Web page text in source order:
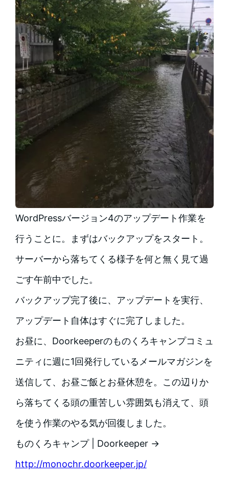
WordPressバージョン4のアップデート作業を
行うことに。まずはバックアップをスタート。
サーバーから落ちてくる様子を何と無く見て過
ごす午前中でした。
バックアップ完了後に、アップデートを実行、
アップデート自体はすぐに完了しました。
お昼に、Doorkeeperのものくろキャンプコミュ
ニティに週に1回発行しているメールマガジンを
送信して、お昼ご飯とお昼休憩を。この辺りか
ら落ちてくる頭の重苦しい雰囲気も消えて、頭
を使う作業のやる気が回復しました。
ものくろキャンプ | Doorkeeper →
http://monochr.doorkeeper.jp/